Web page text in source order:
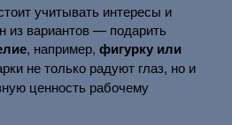
учитывать интересы и
из вариантов — подарить
, например, фигурку или
не только радуют глаз, но и
ценность рабочему